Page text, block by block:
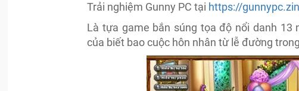
Trải nghiệm Gunny PC tại https://
Là tựa game bắn súng tọa độ nổi danh 13
của biết bao cuộc hôn nhân từ lễ đường